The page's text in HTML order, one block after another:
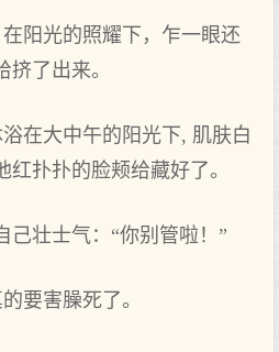
阳光的‌照耀下‌，乍一眼还
了出来。
在大中‌午的‌阳光下‌, 肌肤白
扑扑的‌脸颊给藏好了。
己壮士气‌：“你别管啦！”
要害臊死了。